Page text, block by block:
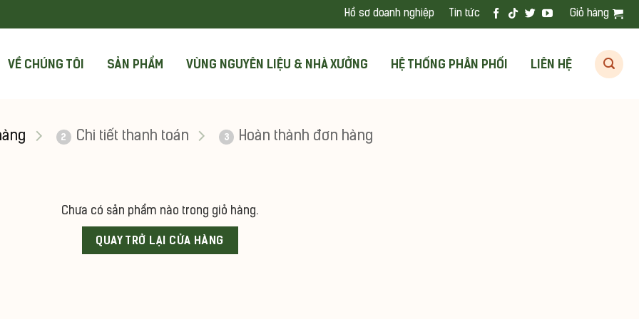
Hồ sơ doanh nghiệp Tin tức Giỏ hàng
VỀ CHÚNG TÔI SẢN PHẨM VÙNG NGUYÊN LIỆU & NHÀ XƯỞNG HỆ THỐNG PHÂN PHỐI LIÊN HỆ
2 Chi tiết thanh toán 3 Hoàn thành đơn hàng
Chưa có sản phẩm nào trong giỏ hàng.
QUAY TRỞ LẠI CỬA HÀNG